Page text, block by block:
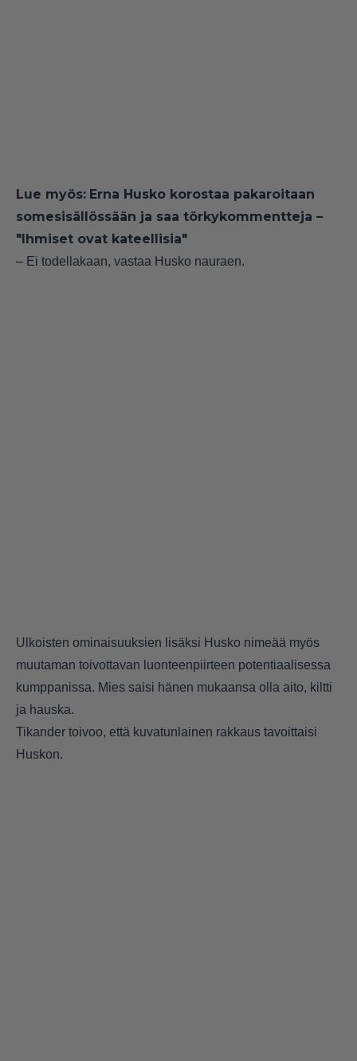
Lue myös: Erna Husko korostaa pakaroitaan
somesisällössään ja saa törkykommentteja –
"Ihmiset ovat kateellisia"
– Ei todellakaan, vastaa Husko nauraen.
Ulkoisten ominaisuuksien lisäksi Husko nimeää myös
muutaman toivottavan luonteenpiirteen potentiaalisessa
kumppanissa. Mies saisi hänen mukaansa olla aito, kiltti
ja hauska.
Tikander toivoo, että kuvatunlainen rakkaus tavoittaisi
Huskon.